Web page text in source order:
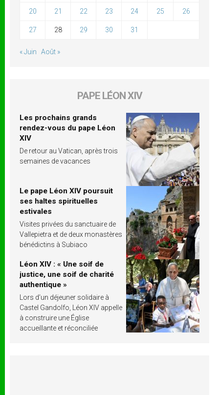
20 21 22 23 24 25 26
27 28 29 30 31
« Juin Août »
PAPE LÉON XIV
Les prochains grands
rendez-vous du pape Léon
XIV
De retour au Vatican, après trois
semaines de vacances
Le pape Léon XIV poursuit
ses haltes spirituelles
estivales
Visites privées du sanctuaire de
Vallepietra et de deux monastères
bénédictins à Subiaco
Léon XIV : « Une soif de
justice, une soif de charité
authentique »
Lors d’un déjeuner solidaire à
Castel Gandolfo, Léon XIV appelle
à construire une Église
accueillante et réconciliée